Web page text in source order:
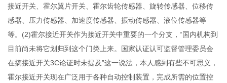
接近开关、霍尔翼片开关、霍尔齿轮传感器、旋转传感器、位移传
感器、压力传感器、加速度传感器、振动传感器、液位传感器等
等。(2)霍尔接近开关作为接近开关中重要的一个分支，“国内机构到
目前尚未将它划归到这个门类上来。国家认证认可监督管理委员会
在搞接近开关3C论证时未提及”这一说法，本人感到有些不可思义，
霍尔接近开关现在广泛用于各种自动控制装置，完成所需的位置控